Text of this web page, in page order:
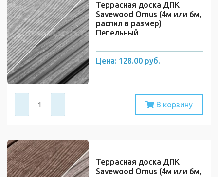
Террасная доска ДПК
Savewood Ornus (4м или 6м,
распил в размер)
Пепельный
Цена: 128.00 руб.
В корзину
Террасная доска ДПК
Savewood Ornus (4м или 6м,